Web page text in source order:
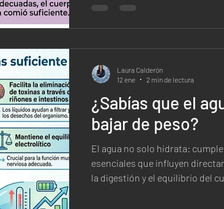
¿Sabías que el
bajar de peso?
El agua no solo hidrata:
esenciales que influyen
la digestión y el equilibrio del
Laura Calderón
12 ene
2 min de lectura